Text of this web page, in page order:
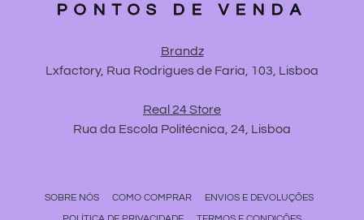
PONTOS DE VENDA
Brandz
Lxfactory, Rua Rodrigues de Faria, 103, Lisboa
Real 24 Store
Rua da Escola Politécnica, 24, Lisboa
SOBRE NÓS COMO COMPRAR
ENVIOS E DEVOLUÇÕES